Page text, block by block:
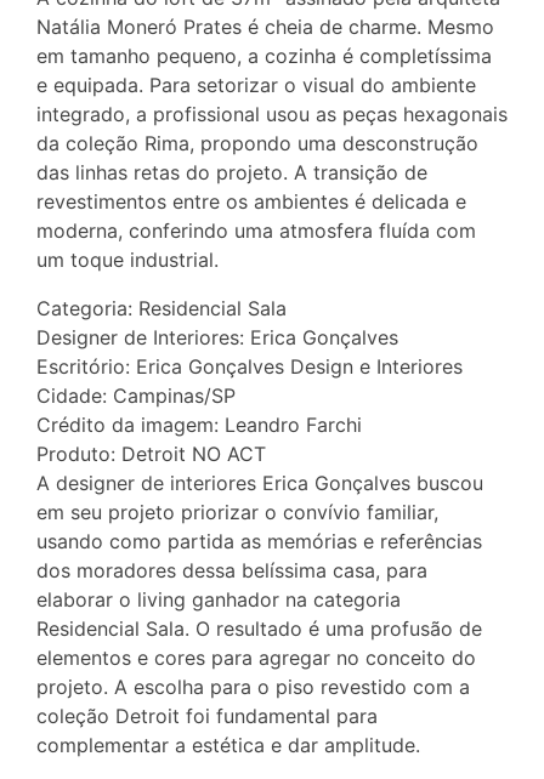
Natália Moneró Prates é cheia de charme. Mesmo
em tamanho pequeno, a cozinha é completíssima
e equipada. Para setorizar o visual do ambiente
integrado, a profissional usou as peças hexagonais
da coleção Rima, propondo uma desconstrução
das linhas retas do projeto. A transição de
revestimentos entre os ambientes é delicada e
moderna, conferindo uma atmosfera fluída com
um toque industrial.
Categoria: Residencial Sala
Designer de Interiores: Erica Gonçalves
Escritório: Erica Gonçalves Design e Interiores
Cidade: Campinas/SP
Crédito da imagem: Leandro Farchi
Produto: Detroit NO ACT
A designer de interiores Erica Gonçalves buscou
em seu projeto priorizar o convívio familiar,
usando como partida as memórias e referências
dos moradores dessa belíssima casa, para
elaborar o living ganhador na categoria
Residencial Sala. O resultado é uma profusão de
elementos e cores para agregar no conceito do
projeto. A escolha para o piso revestido com a
coleção Detroit foi fundamental para
complementar a estética e dar amplitude.